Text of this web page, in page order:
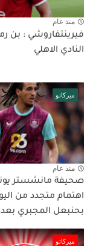
منذ عام
فيرينتفاروشي : بن
النادي الاهلي
ميركاتو
منذ عام
صحيفة مانشستر
اهتمام متجدد من
بحنبعل المجبري
ميركاتو